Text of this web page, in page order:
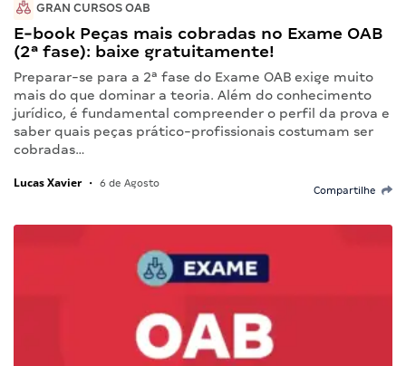
GRAN CURSOS OAB
E-book Peças mais cobradas no Exame OAB
(2ª fase): baixe gratuitamente!
Preparar-se para a 2ª fase do Exame OAB exige muito
mais do que dominar a teoria. Além do conhecimento
jurídico, é fundamental compreender o perfil da prova e
saber quais peças prático-profissionais costumam ser
cobradas…
Lucas Xavier • 6 de Agosto
Compartilhe